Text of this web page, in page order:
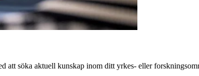
att söka aktuell kunskap inom ditt yrkes- eller